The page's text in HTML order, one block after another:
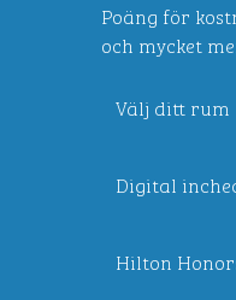
Poäng för
och mycket
Välj ditt rum
Digital
Hilton